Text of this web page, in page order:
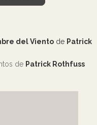
del Viento de Patrick
de Patrick Rothfuss